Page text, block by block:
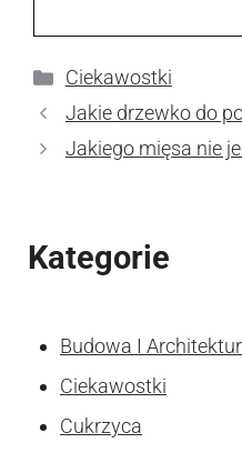
Kategorie
Ciekawostki
Jakie drzewko do
Jakiego mięsa nie
Kategorie
Budowa I
Ciekawostki
Cukrzyca